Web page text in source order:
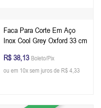
Faca Para Corte Em Aço
Inox Cool Grey Oxford 33 cm
R$ 38,13 Boleto/Pix
ou em 10x sem juros de R$ 4,33